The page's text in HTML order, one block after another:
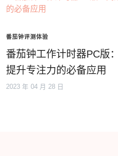
番茄钟评测体验
番茄钟工作计时器PC版
提升专注力的必备应用
2023 年 04 月 28 日